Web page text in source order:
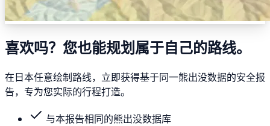
喜欢吗？您也能规划属于自己的路线。
在日本任意绘制路线，立即获得基于同一熊出没数据的安全报
告，专为您实际的行程打造。
与本报告相同的熊出没数据库